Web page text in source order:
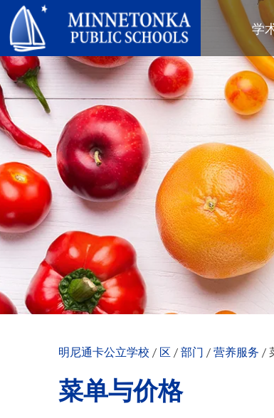
明尼通卡公立学校
学
地区项目
进阶学习
计算机科学与编程
语言沉浸式教学
音乐选项
“导航员”计划
奥尔维斯反欺凌项目
Tonka 在线
学前教育
幼儿筛查
幼儿家庭教育（ECFE）
幼儿特殊教育（ECSE）
“小探险家”托儿所
全区
卓越庆典
服务庆典
有目标的育儿
“为更绿色的未来”再利用与
Tonka 提供
小学
区合唱团
Tonka 辅导
青少年素质教育
青少年文娱活动
社区教育
明尼通卡幼儿园与ECFE
探索者（托儿所）
活动
领导力
年度报告
学区政策
关于明尼通卡学区
区域地图（在新窗口/标
使命、信念与愿景
家长与学生手册
引以为豪之处
员工名录
明尼通卡公立学校 / 区/部门 /营养服务 /
菜单与价格